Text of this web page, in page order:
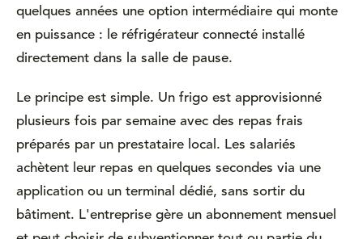
quelques années une option intermédiaire qui monte
en puissance : le réfrigérateur connecté installé
directement dans la salle de pause.
Le principe est simple. Un frigo est approvisionné
plusieurs fois par semaine avec des repas frais
préparés par un prestataire local. Les salariés
achètent leur repas en quelques secondes via une
application ou un terminal dédié, sans sortir du
bâtiment. L'entreprise gère un abonnement mensuel